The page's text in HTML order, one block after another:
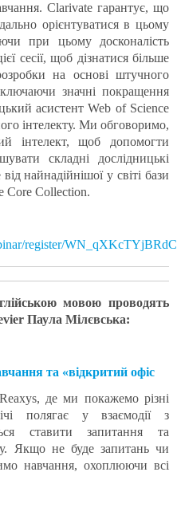
Clarivate гарантує, що
орієнтуватися в цьому
при цьому досконалість
сесії, щоб дізнатися більше
на основі штучного
значні покращення
асистент Web of Science
інтелекту. Ми обговоримо,
інтелект, щоб допомогти
складні дослідницькі
найнадійнішої у світі бази
Core Collection.
register/
мовою проводять
Паула Мілєвська:
та «відкритий офіс
де ми покажемо різні
полягає у взаємодії з
ставити запитання та
Якщо не буде запитань чи
навчання, охоплюючи всі